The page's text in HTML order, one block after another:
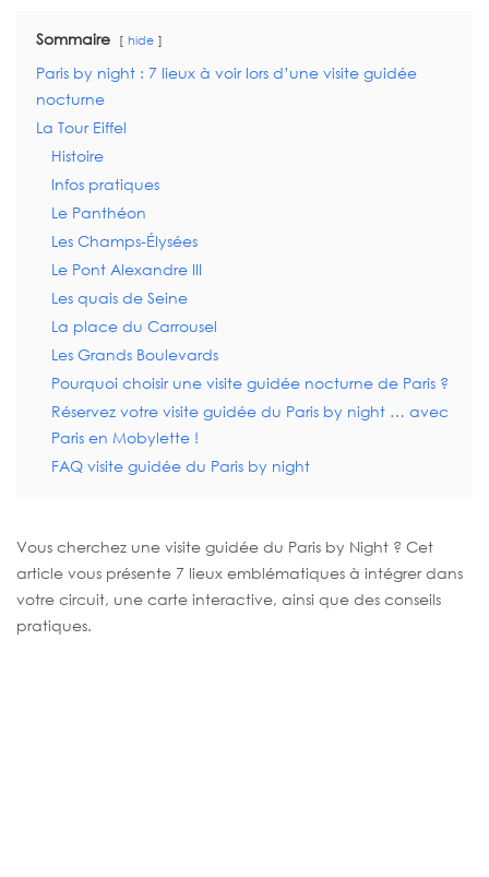
Sommaire hide
Paris by night : 7 lieux à voir lors d’une visite guidée
nocturne
La Tour Eiffel
Histoire
Infos pratiques
Le Panthéon
Les Champs-Élysées
Le Pont Alexandre III
Les quais de Seine
La place du Carrousel
Les Grands Boulevards
Pourquoi choisir une visite guidée nocturne de Paris ?
Réservez votre visite guidée du Paris by night … avec
Paris en Mobylette !
FAQ visite guidée du Paris by night
Vous cherchez une visite guidée du Paris by Night ? Cet
article vous présente 7 lieux emblématiques à intégrer dans
votre circuit, une carte interactive, ainsi que des conseils
pratiques.